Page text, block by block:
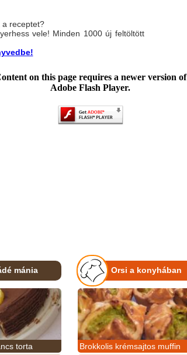
a receptet?
vele! Minden 1000 új feltöltött
on this page requires a newer version of
Adobe Flash Player.
mánia
torta
Orsi a konyhában
Brokkolis krémsajtos muffin